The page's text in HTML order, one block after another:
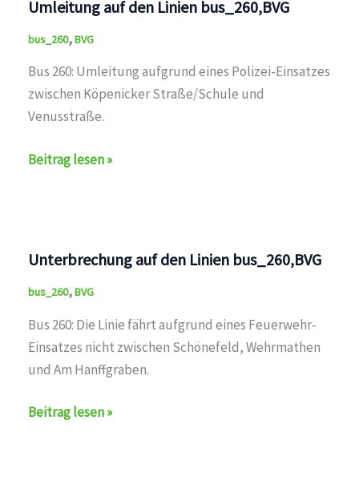
Umleitung auf den Linien bus_260,BVG
bus_260,BVG
Bus 260: Umleitung aufgrund eines Polizei-Einsatzes
zwischen Köpenicker Straße/Schule und
Venusstraße.
Umleitung
Beitrag lesen »
Unterbrechung auf den Linien bus_260,BVG
bus_260,BVG
Bus 260: Die Linie fährt aufgrund eines Feuerwehr-
Einsatzes nicht zwischen Schönefeld, Wehrmathen
und Am Hanffgraben.
Unterbrechung
Beitrag lesen »